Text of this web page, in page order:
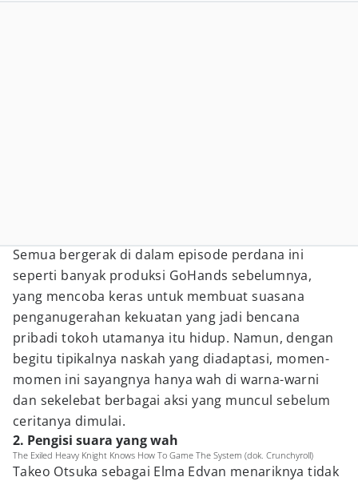
Semua bergerak di dalam episode perdana ini
seperti banyak produksi GoHands sebelumnya,
yang mencoba keras untuk membuat suasana
penganugerahan kekuatan yang jadi bencana
pribadi tokoh utamanya itu hidup. Namun, dengan
begitu tipikalnya naskah yang diadaptasi, momen-
momen ini sayangnya hanya wah di warna-warni
dan sekelebat berbagai aksi yang muncul sebelum
ceritanya dimulai.
2. Pengisi suara yang wah
The Exiled Heavy Knight Knows How To Game The System (dok. Crunchyroll)
Takeo Otsuka sebagai Elma Edvan menariknya tidak